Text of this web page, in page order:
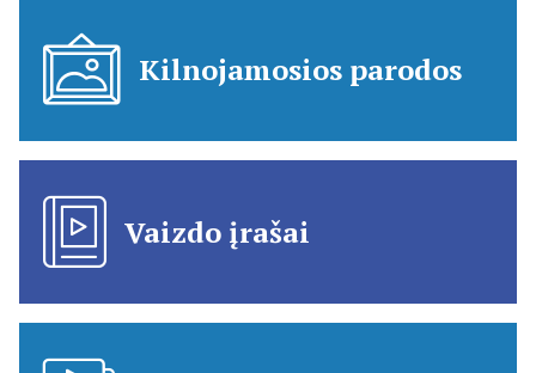
Kilnojamosios parodos
Vaizdo įrašai